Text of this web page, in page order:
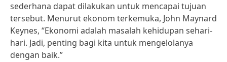
sederhana dapat dilakukan untuk mencapai tujuan
tersebut. Menurut ekonom terkemuka, John Maynard
Keynes, “Ekonomi adalah masalah kehidupan sehari-
hari. Jadi, penting bagi kita untuk mengelolanya
dengan baik.”